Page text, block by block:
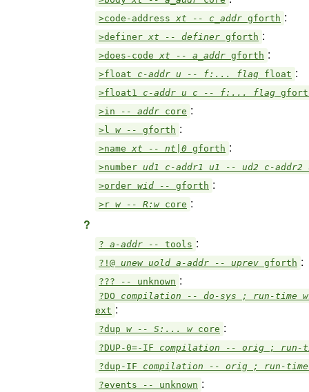
>code-address xt -- c_addr gforth :
>definer xt -- definer gforth :
>does-code xt -- a_addr gforth :
>float c-addr u -- f:... flag float :
>float1 c-addr u c -- f:... flag
>in
-- addr core :
>l w -- gforth :
>name xt -- nt|0 gforth :
>number ud1 c-addr1 u1 -- ud2 c-
>order wid -- gforth :
>r w -- R:w core :
?
? a-addr -- tools :
?!@ unew uold a-addr -- uprev gforth :
??? -- unknown :
?DO compilation -- do-sys ; run-time
ext :
?dup w -- S:... w core :
?DUP-0=-IF compilation -- orig ;
?dup-IF compilation -- orig ; run-
?events
-- unknown :